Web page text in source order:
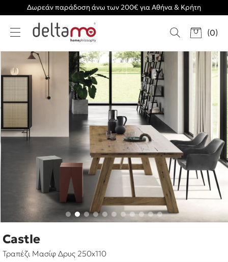
Δωρεάν παράδοση άνω των 200€ για Αθήνα & Κρήτη
(0)
Castle
Τραπέζι Μασίφ Δρυς 250x110